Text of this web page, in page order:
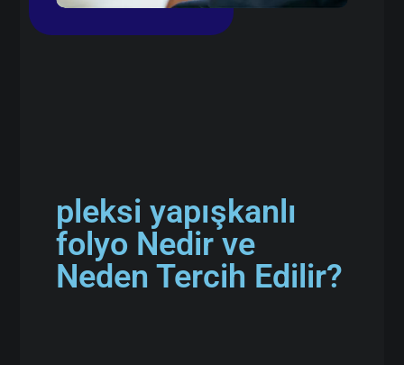
pleksi yapışkanlı
folyo Nedir ve
Neden Tercih Edilir?